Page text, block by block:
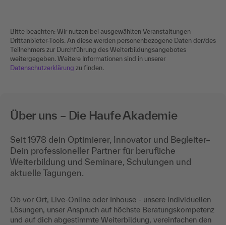
Bitte beachten: Wir nutzen bei ausgewählten Veranstaltungen
Drittanbieter-Tools. An diese werden personenbezogene Daten der/des
Teilnehmers zur Durchführung des Weiterbildungsangebotes
weitergegeben. Weitere Informationen sind in unserer
Datenschutzerklärung zu finden.
Über uns – Die Haufe Akademie
Seit 1978 dein Optimierer, Innovator und Begleiter–
Dein professioneller Partner für berufliche
Weiterbildung und Seminare, Schulungen und
aktuelle Tagungen.
Ob vor Ort, Live-Online oder Inhouse - unsere individuellen
Lösungen, unser Anspruch auf höchste Beratungskompetenz
und auf dich abgestimmte Weiterbildung, vereinfachen den